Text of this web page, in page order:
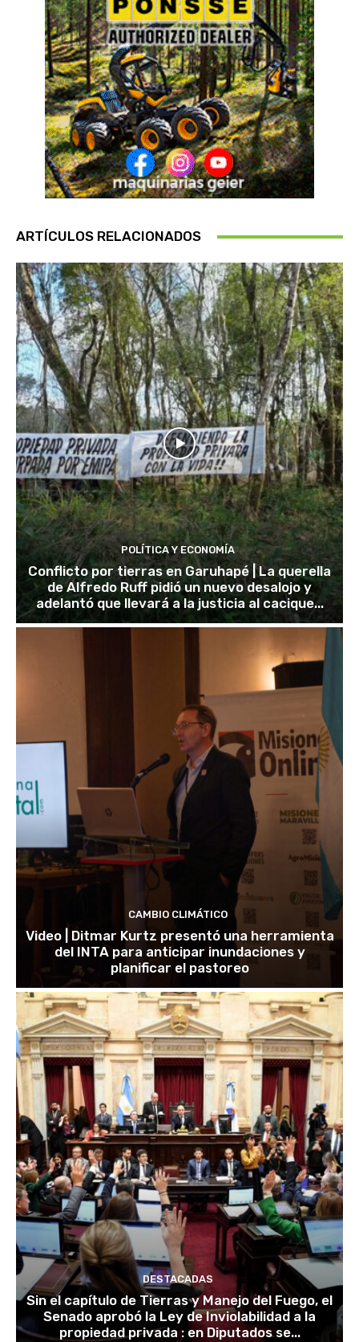
ARTÍCULOS RELACIONADOS
POLÍTICA Y ECONOMÍA
Conflicto por tierras en Garuhapé | La querella
de Alfredo Ruff pidió un nuevo desalojo y
adelantó que llevará a la justicia al cacique...
CAMBIO CLIMÁTICO
Video | Ditmar Kurtz presentó una herramienta
del INTA para anticipar inundaciones y
planificar el pastoreo
DESTACADAS
Sin el capítulo de Tierras y Manejo del Fuego, el
Senado aprobó la Ley de Inviolabilidad a la
propiedad privada : en Diputados se...